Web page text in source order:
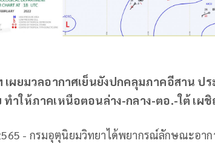
เผยมวลอากาศเย็นยังปกคลุมภาคอีสาน ป
ทำให้ภาคเหนือตอนล่าง-กลาง-ตอ.-ใต้ เ
- กรมอุตุนิยมวิทยาได้พยากรณ์ลักษณะอาก